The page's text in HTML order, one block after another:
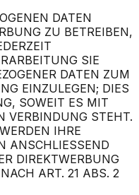
DATEN
ZU BETREIBEN,
SIE
DATEN ZUM
EINZULEGEN; DIES
SOWEIT ES MIT
VERBINDUNG STEHT.
IHRE
ANSCHLIESSEND
DIREKTWERBUNG
ART. 21 ABS. 2